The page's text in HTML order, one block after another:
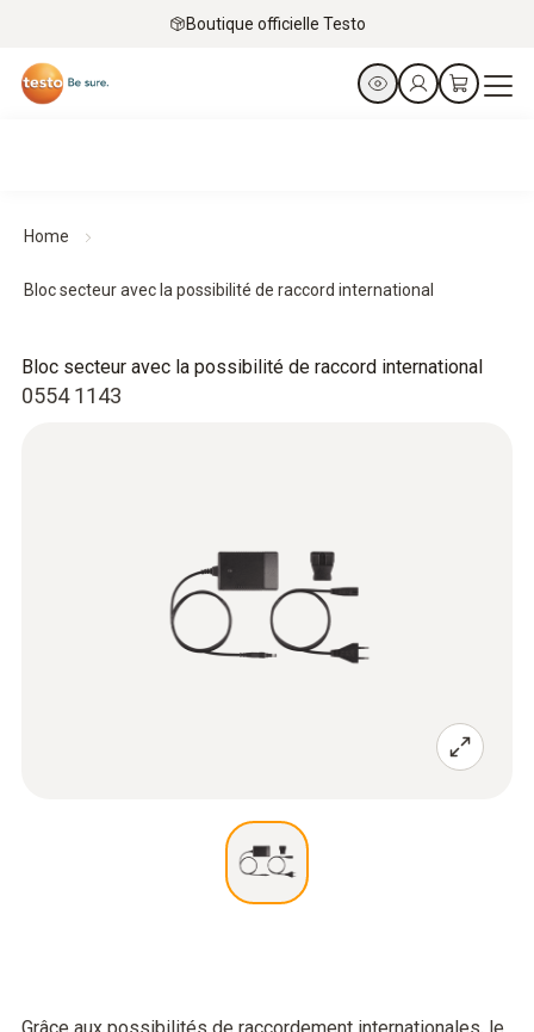
Boutique officielle Testo
Home
Bloc secteur avec la possibilité de raccord international
0554 1143
Bloc secteur avec la possibilité de raccord international